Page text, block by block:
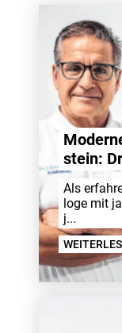
stein:
Als
loge mit
j...